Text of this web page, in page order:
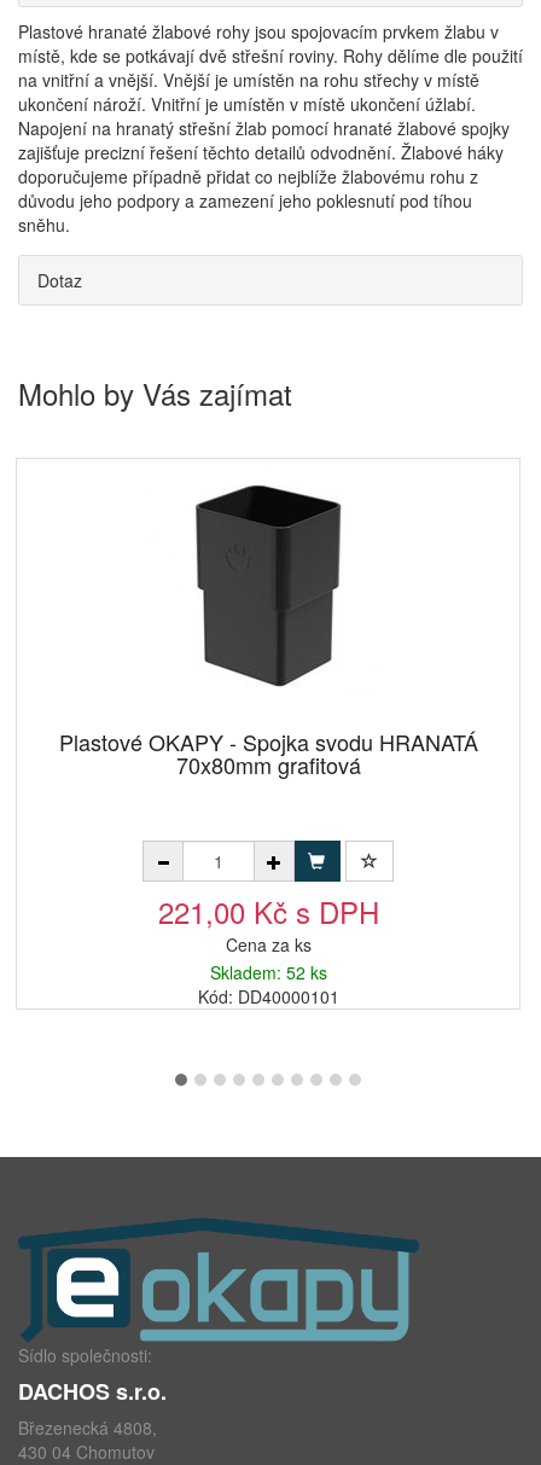
Plastové hranaté žlabové rohy jsou spojovacím prvkem žlabu v
místě, kde se potkávají dvě střešní roviny. Rohy dělíme dle použití
na vnitřní a vnější. Vnější je umístěn na rohu střechy v místě
ukončení nároží. Vnitřní je umístěn v místě ukončení úžlabí.
Napojení na hranatý střešní žlab pomocí hranaté žlabové spojky
zajišťuje precizní řešení těchto detailů odvodnění. Žlabové háky
doporučujeme případně přidat co nejblíže žlabovému rohu z
důvodu jeho podpory a zamezení jeho poklesnutí pod tíhou
sněhu.
Dotaz
Mohlo by Vás zajímat
Plastové OKAPY - Spojka svodu HRANATÁ
70x80mm grafitová
221,00 Kč s DPH
Cena za ks
Skladem: 52 ks
Kód: DD40000101
Sídlo společnosti:
DACHOS s.r.o.
Březenecká 4808,
430 04 Chomutov